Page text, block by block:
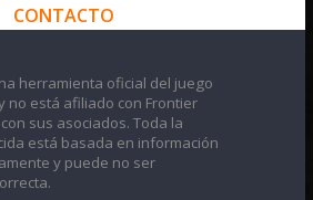
CONTACTO
herramienta oficial del juego
no está afiliado con Frontier
sus asociados. Toda la
está basada en información
y puede no ser